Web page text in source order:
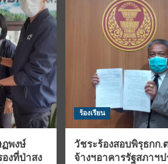
พงษ์
งที่ป่าสง
ร้องเรียน
วัชระร้องสอบพิรุธกก.
จ้างฯอาคารรัฐสภาฯ